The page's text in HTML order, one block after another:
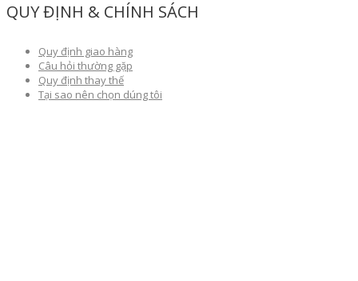
QUY ĐỊNH & CHÍNH SÁCH
Quy định giao hàng
Câu hỏi thường gặp
Quy định thay thế
Tại sao nên chọn dúng tôi